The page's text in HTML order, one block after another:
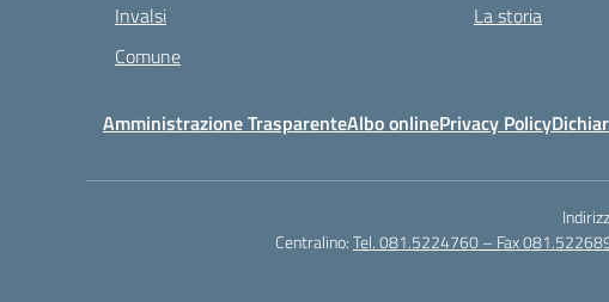
Invalsi
Comune
La storia
Amministrazione TrasparenteAlbo onlinePrivacy Policy
Centralino:Tel. 081.5224760 – Fax